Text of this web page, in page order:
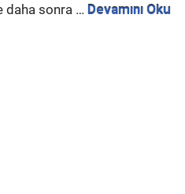
daha sonra … Devamını Oku